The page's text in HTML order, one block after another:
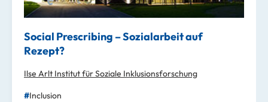
Social Prescribing – Sozialarbeit auf
Rezept?
Ilse Arlt Institut für Soziale Inklusionsforschung
Inclusion